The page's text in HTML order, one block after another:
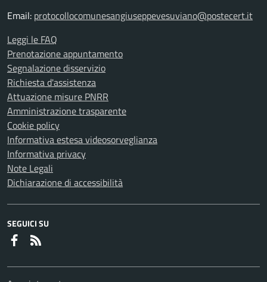
Email: protocollocomunesangiuseppevesuviano@postecert.it
Leggi le FAQ
Prenotazione appuntamento
Segnalazione disservizio
Richiesta d'assistenza
Attuazione misure PNRR
Amministrazione trasparente
Cookie policy
Informativa estesa videosorveglianza
Informativa privacy
Note Legali
Dichiarazione di accessibilità
SEGUICI SU
Faceboook